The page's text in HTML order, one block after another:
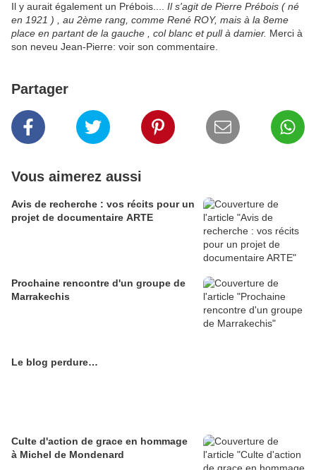
Il y aurait également un Prébois.... Il s'agit de Pierre Prébois ( né
en 1921 ) , au 2ème rang, comme René ROY, mais à la 8eme
place en partant de la gauche , col blanc et pull à damier. Merci à
son neveu Jean-Pierre: voir son commentaire.
Partager
Vous aimerez aussi
Avis de recherche : vos récits pour un
projet de documentaire ARTE
Prochaine rencontre d'un groupe de
Marrakechis
Le blog perdure…
Culte d'action de grace en hommage
à Michel de Mondenard